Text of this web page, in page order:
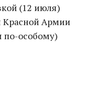
(12 июля)
Красной Армии
по-особому)